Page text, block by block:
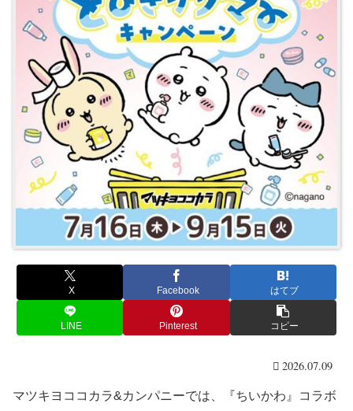
X Facebook はてブ
LINE Pinterest コピー
2026.07.09
マツキヨココカラ&カンパニーでは、『ちいかわ』コラボ